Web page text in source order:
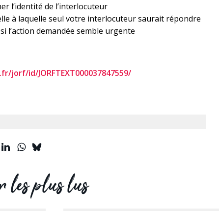
l’identité de l’interlocuteur
à laquelle seul votre interlocuteur saurait répondre
l’action demandée semble urgente
id/JORFTEXT000037847559/
les plus lus